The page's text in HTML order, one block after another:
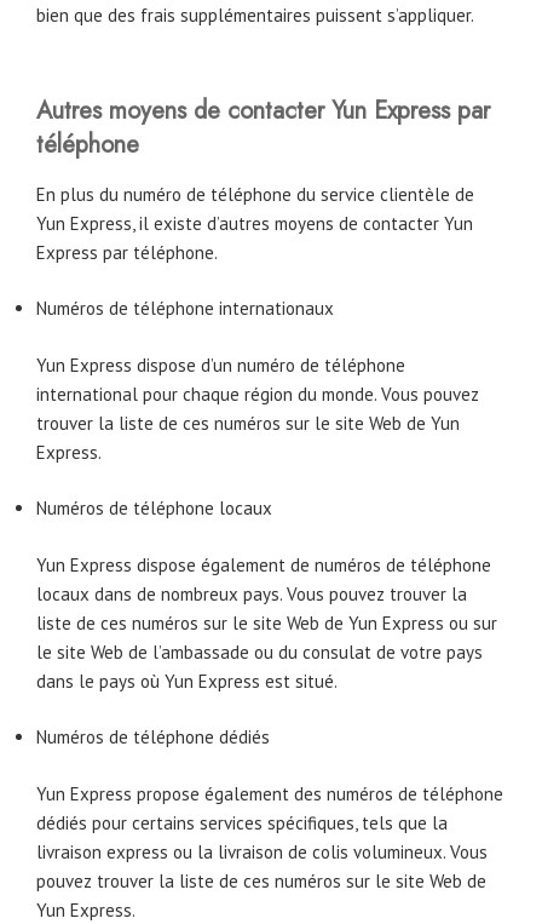
bien que des frais supplémentaires puissent s’appliquer.
Autres moyens de contacter Yun Express par
téléphone
En plus du numéro de téléphone du service clientèle de
Yun Express, il existe d’autres moyens de contacter Yun
Express par téléphone.
Numéros de téléphone internationaux
Yun Express dispose d’un numéro de téléphone
international pour chaque région du monde. Vous pouvez
trouver la liste de ces numéros sur le site Web de Yun
Express.
Numéros de téléphone locaux
Yun Express dispose également de numéros de téléphone
locaux dans de nombreux pays. Vous pouvez trouver la
liste de ces numéros sur le site Web de Yun Express ou sur
le site Web de l’ambassade ou du consulat de votre pays
dans le pays où Yun Express est situé.
Numéros de téléphone dédiés
Yun Express propose également des numéros de téléphone
dédiés pour certains services spécifiques, tels que la
livraison express ou la livraison de colis volumineux. Vous
pouvez trouver la liste de ces numéros sur le site Web de
Yun Express.